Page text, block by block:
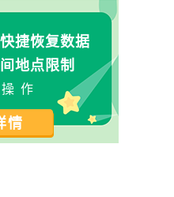
捷恢复数据
地点限制
作
情